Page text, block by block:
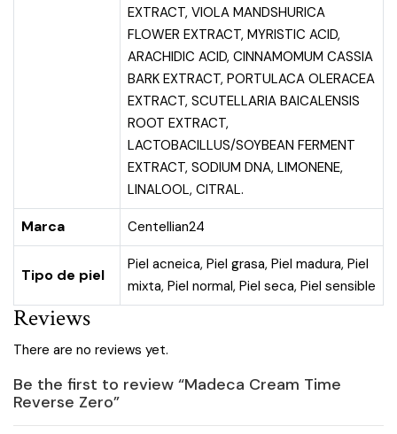
EXTRACT, VIOLA MANDSHURICA
FLOWER EXTRACT, MYRISTIC ACID,
ARACHIDIC ACID, CINNAMOMUM CASSIA
BARK EXTRACT, PORTULACA OLERACEA
EXTRACT, SCUTELLARIA BAICALENSIS
ROOT EXTRACT,
LACTOBACILLUS/SOYBEAN FERMENT
EXTRACT, SODIUM DNA, LIMONENE,
LINALOOL, CITRAL.
Marca Centellian24
Tipo de piel
Piel acneica, Piel grasa, Piel madura, Piel
mixta, Piel normal, Piel seca, Piel sensible
Reviews
There are no reviews yet.
Be the first to review “Madeca Cream Time
Reverse Zero”